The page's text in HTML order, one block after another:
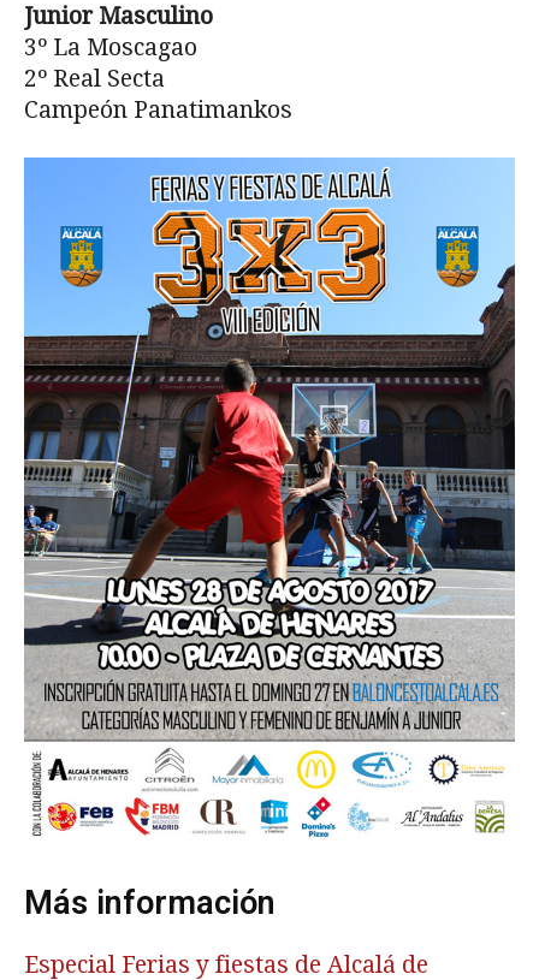
Junior Masculino
3º La Moscagao
2º Real Secta
Campeón Panatimankos
Más información
Especial Ferias y fiestas de Alcalá de